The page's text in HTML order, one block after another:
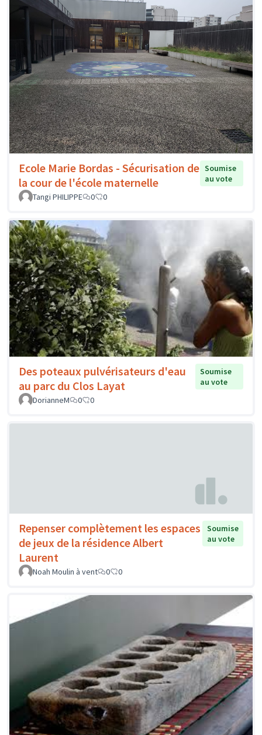
Ecole Marie Bordas - Sécurisation de
la cour de l'école maternelle
Soumise
au vote
Tangi PHILIPPE
0 0
Des poteaux pulvérisateurs d'eau
au parc du Clos Layat
Soumise
au vote
DorianneM
0 0
Repenser complètement les espaces
de jeux de la résidence Albert
Laurent
Soumise
au vote
Noah Moulin à vent 0 0